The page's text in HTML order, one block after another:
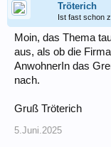
Tröterich
Ist fast schon
Moin, das Thema
aus, als ob die
AnwohnerIn das
nach.
Gruß Tröterich
5.Juni.2025